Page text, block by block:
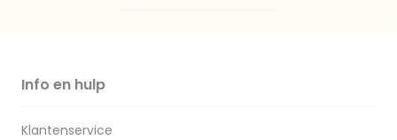
Info en hulp
Klantenservice